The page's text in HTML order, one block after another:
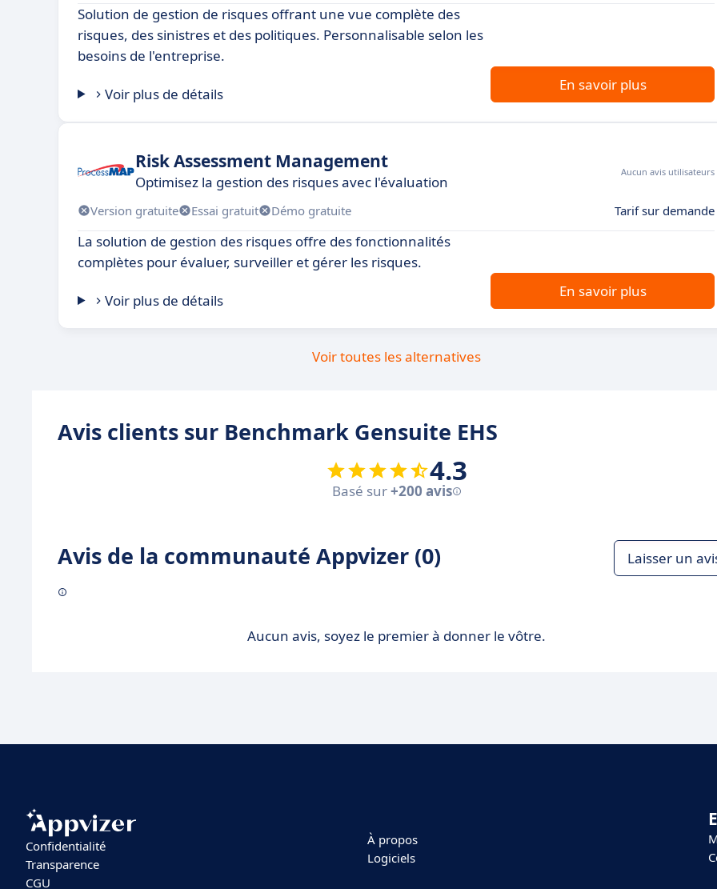
Solution de gestion de risques offrant une vue complète des
risques, des sinistres et des politiques. Personnalisable selon les
besoins de l'entreprise.
Voir plus de détails
En savoir plus
Risk Assessment Management
Optimisez la gestion des risques avec l'évaluation
Aucun avis utilisateurs
Version gratuite Essai gratuit Démo gratuite Tarif sur demande
La solution de gestion des risques offre des fonctionnalités
complètes pour évaluer, surveiller et gérer les risques.
Voir plus de détails
En savoir plus
Voir toutes les alternatives
Avis clients sur Benchmark Gensuite EHS
4.3
Basé sur+200 avis
Avis de la communauté Appvizer (0) Laisser un
Aucun avis, soyez le premier à donner le vôtre.
Confidentialité
Transparence
CGU
À propos
Logiciels